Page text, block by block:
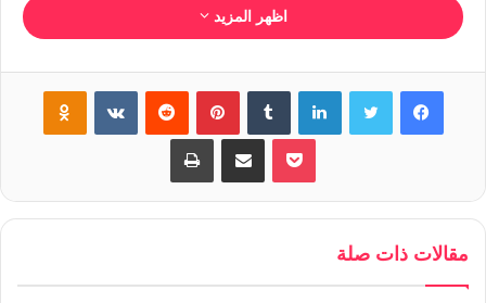
أدائهما مشابهاً للممثلين العالميين.
وقد شاركت نيللي وكريم معاً في العديد من الأعمال
السينمائية التي تنوعت بين الكوميدي والرومانسي والإثارة،
وكان الجزء الأول من فيلم “الفيل الأزرق” الصادر في 2014
هو العمل السينمائي الأول الذي يجمع بينهما، لتتوالى بعدها
الكثير من الأعمال ومنها “الفيل الأزرق 2″ و”البعض لا يذهب
إلى المأذون مرتين” وفيلم “الفارس”.
على جانب آخر، تستعد نيللي لأداء دور البطولة في مسلسل
وإخراج أحمد خالد، وإنتاج العدل غروب.
وكانت نيللي قد شاركت في دراما رمضان الماضي من خلال
اظهر المزيد
فيسبوك تويتر لينكدإن بينتيريست
بوكيت مشاركة عبر البريد طباعة
مقالات ذات صلة